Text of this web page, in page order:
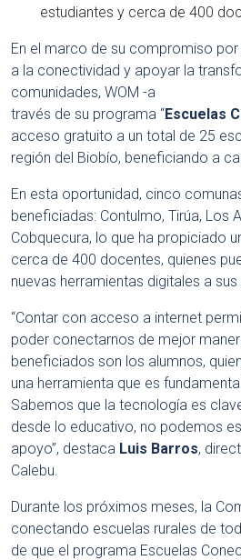
estudiantes y cerca de 400
En el marco de su compromiso
a la conectividad y apoyar la
comunidades, WOM -a
través de su programa “Escuelas
acceso gratuito a un total de 25
región del Biobío, beneficiando a
En esta oportunidad, cinco
beneficiadas: Contulmo, Tirúa, Los
Cobquecura, lo que ha propiciado
cerca de 400 docentes, quienes
nuevas herramientas digitales a sus
“Contar con acceso a internet
poder conectarnos de mejor
beneficiados son los alumnos,
una herramienta que es
Sabemos que la tecnología es
desde lo educativo, no podemos
apoyo”, destaca Luis Barros,
Calebu.
Durante los próximos meses, la
conectando escuelas rurales de
de que el programa Escuelas